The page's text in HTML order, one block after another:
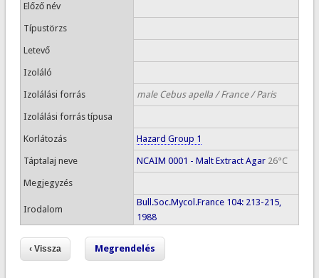
Előző név
Típustörzs
Letevő
Izoláló
Izolálási forrás male Cebus apella / France / Paris
Izolálási forrás típusa
Korlátozás Hazard Group 1
Táptalaj neve NCAIM 0001 - Malt Extract Agar26°C
Megjegyzés
Irodalom
Bull.Soc.Mycol.France 104: 213-215,
1988
Megrendelés